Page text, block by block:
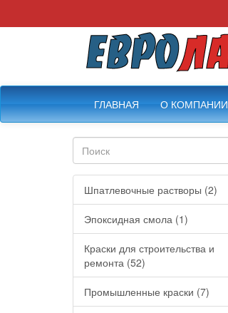
ГЛАВНАЯ О КОМПАНИИ
Шпатлевочные растворы (2)
Эпоксидная смола (1)
Краски для строительства и
ремонта (52)
Промышленные краски (7)